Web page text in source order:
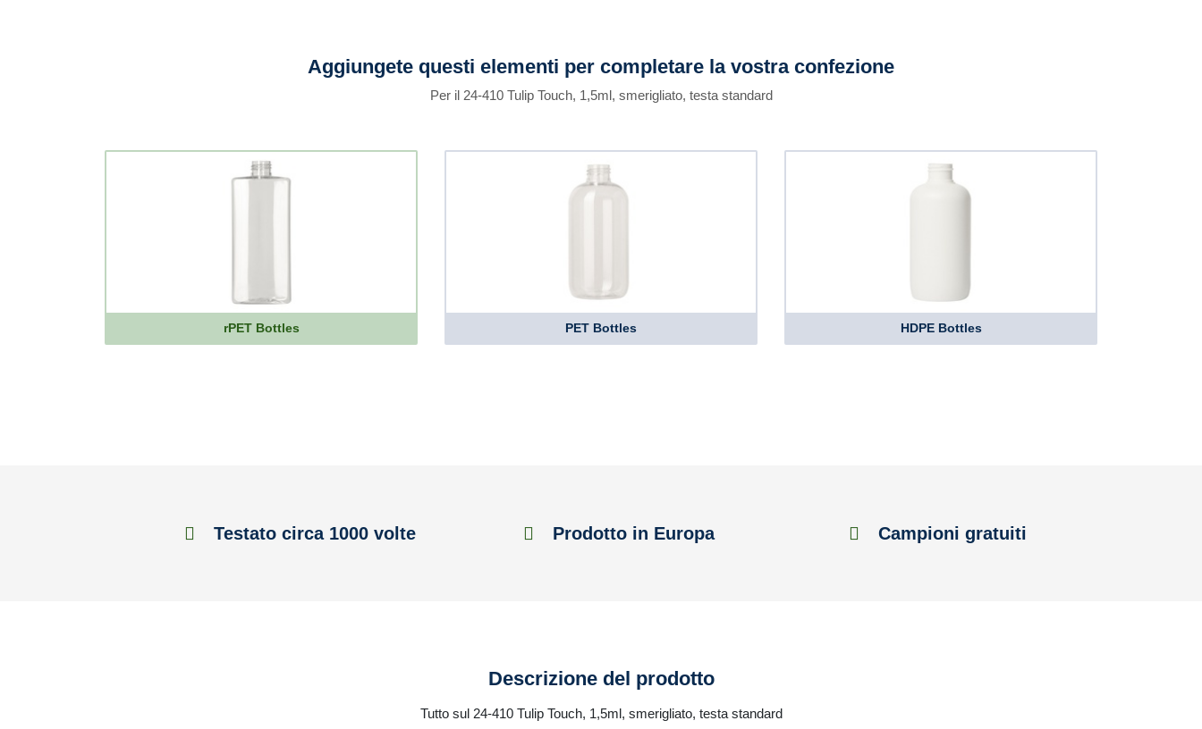
Aggiungete questi elementi per completare la vostra confezione
Per il 24-410 Tulip Touch, 1,5ml, smerigliato, testa standard
rPET Bottles PET Bottles HDPE Bottles
Testato circa 1000 volte Prodotto in Europa Campioni gratuiti
Descrizione del prodotto
Tutto sul 24-410 Tulip Touch, 1,5ml, smerigliato, testa standard